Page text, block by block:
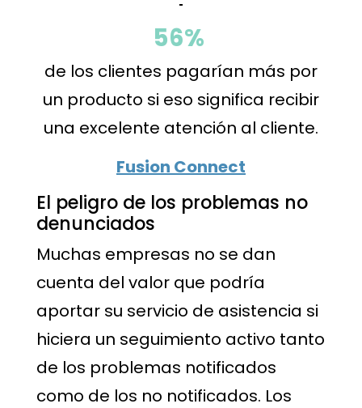
56%
de los clientes pagarían más por
un producto si eso significa recibir
una excelente atención al cliente.
Fusion Connect
El peligro de los problemas no
denunciados
Muchas empresas no se dan
cuenta del valor que podría
aportar su servicio de asistencia si
hiciera un seguimiento activo tanto
de los problemas notificados
como de los no notificados. Los